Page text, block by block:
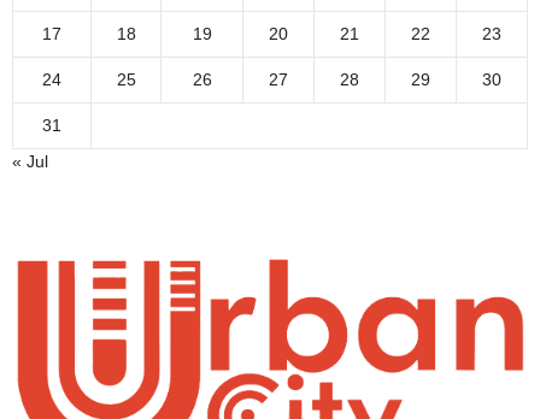
17 18 19 20 21 22 23
24 25 26 27 28 29 30
31
« Jul